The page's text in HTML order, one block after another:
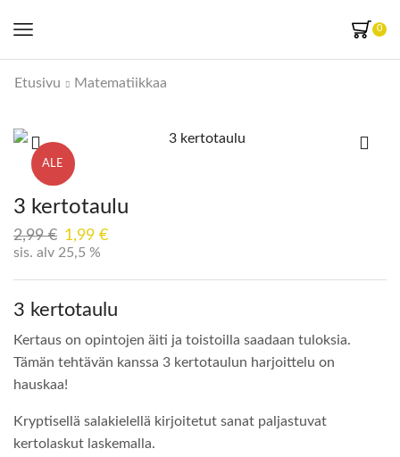
0
Etusivu Matematiikkaa
ALE
3 kertotaulu
2,99€ 1,99 €
sis. alv 25,5 %
3 kertotaulu
Kertaus on opintojen äiti ja toistoilla saadaan tuloksia.
Tämän tehtävän kanssa 3 kertotaulun harjoittelu on
hauskaa!
Kryptisellä salakielellä kirjoitetut sanat paljastuvat
kertolaskut laskemalla.